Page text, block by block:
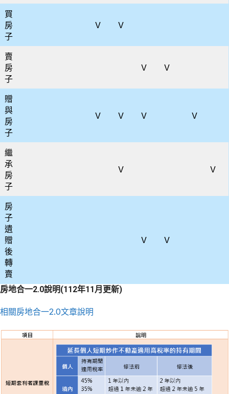
買
房
子
V V
賣
房
子
V V
贈
與
房
子
V V V V
繼
承
房
子
V V
房
子
遺
贈
後
轉
賣
V V
房地合一2.0說明(112年11月更新)
相關房地合一2.0文章說明